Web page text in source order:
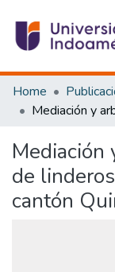
Communities &
All of DSpace
Estadísticas
Home
Mediación
de
cantón